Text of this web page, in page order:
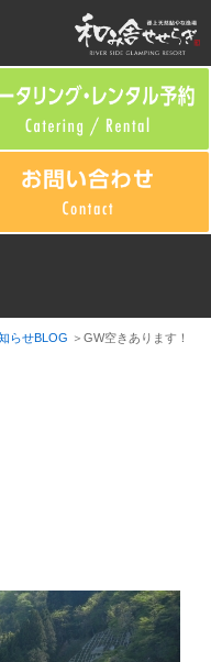
らせBLOG GW空きあります！